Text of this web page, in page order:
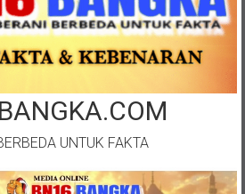
UNTUK FAKTA